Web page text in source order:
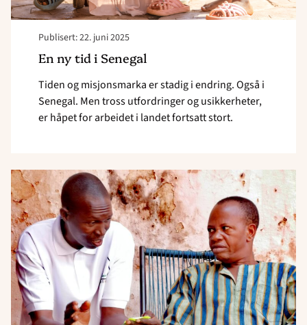
Publisert: 22. juni 2025
En ny tid i Senegal
Tiden og misjonsmarka er stadig i endring. Også i
Senegal. Men tross utfordringer og usikkerheter,
er håpet for arbeidet i landet fortsatt stort.
Read
article
"
<strong>Vitnet
om
Jesus
på
mopeddrosja</strong> "